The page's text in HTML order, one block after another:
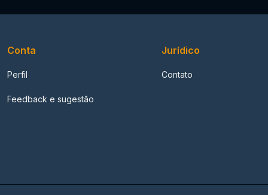
Conta
Perfil
Feedback e sugestão
Jurídico
Contato